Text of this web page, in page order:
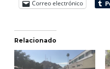
Correo electrónico
Relacionado